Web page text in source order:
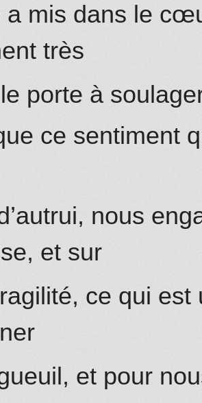
a mis dans le
très
porte à
ce sentiment
nous
et sur
ce qui
et pour